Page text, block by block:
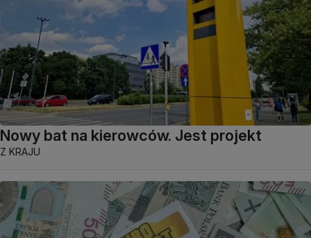
Nowy bat na kierowców. Jest projekt
Z KRAJU